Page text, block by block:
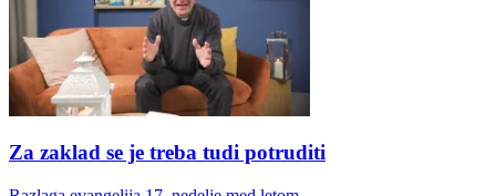
Za zaklad se je treba tudi potruditi